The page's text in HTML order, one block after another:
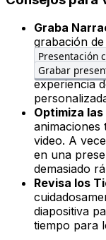
Graba
grabación
Presentación
Grabar
experiencia
Optimiza
animaciones
video. A
en una
demasiado
Revisa los
diapositiva
tiempo para